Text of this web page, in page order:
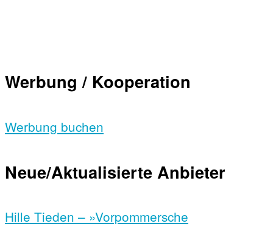
Werbung / Kooperation
Werbung buchen
Neue/Aktualisierte Anbieter
Hille Tieden – »Vorpommersche